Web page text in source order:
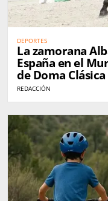
DEPORTES
La zamorana
España en el
de Doma
REDACCIÓN